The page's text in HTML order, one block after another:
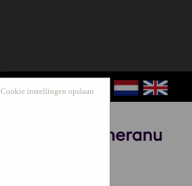
Cookie instellingen opslaan